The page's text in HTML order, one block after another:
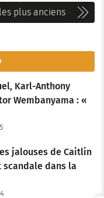
plus anciens
Karl-Anthony
Wembanyama : «
jalouses de Caitlin
scandale dans la